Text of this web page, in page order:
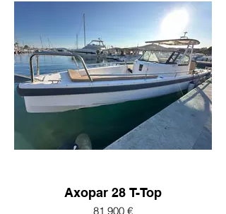
Axopar 28 T-Top
81 900 €